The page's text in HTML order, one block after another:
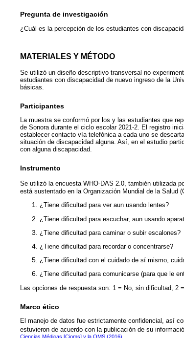
Pregunta de investigación
¿Cuál es la percepción de los estudiantes con
MATERIALES Y MÉTODO
Se utilizó un diseño descriptivo transversal no
estudiantes con discapacidad de nuevo ingreso de la
básicas.
Participantes
La muestra se conformó por los y las estudiantes que
de Sonora durante el ciclo escolar 2021-2. El registro
establecer contacto vía telefónica a cada uno se
situación de discapacidad alguna. Así, en el estudio
con alguna discapacidad.
Instrumento
Se utilizó la encuesta WHO-DAS 2.0, también utilizada
está sustentado en la Organización Mundial de la Salud
¿Tiene dificultad para ver aun usando lentes?
¿Tiene dificultad para escuchar, aun usando
¿Tiene dificultad para caminar o subir escalones?
¿Tiene dificultad para recordar o concentrarse?
¿Tiene dificultad con el cuidado de sí mismo,
¿Tiene dificultad para comunicarse (para que le
Las opciones de respuesta son: 1 = No, sin dificultad,
Marco ético
El manejo de datos fue estrictamente confidencial, así
estuvieron de acuerdo con la publicación de su
Ciencias Médicas [Cioms] y la OMS (2016)